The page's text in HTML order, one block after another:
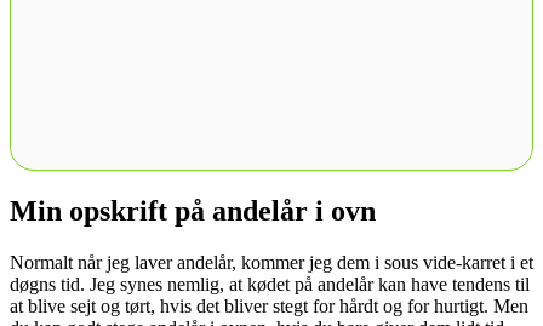
Min opskrift på andelår i ovn
Normalt når jeg laver andelår, kommer jeg dem i sous vide-karret i et
døgns tid. Jeg synes nemlig, at kødet på andelår kan have tendens til
at blive sejt og tørt, hvis det bliver stegt for hårdt og for hurtigt. Men